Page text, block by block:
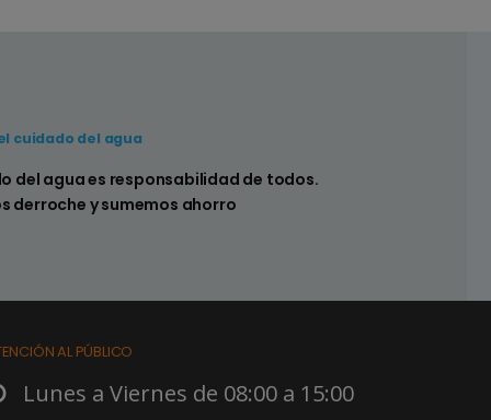
pérdidas en los sistemas sanitarios de
cuidado del agua
del agua es responsabilidad de todos.
derroche y sumemos ahorro
AL PÚBLICO
Lunes a Viernes de 08:00 a 15:00